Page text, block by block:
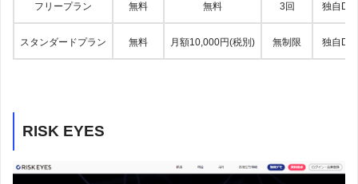
フリープラン 無料 無料 3回 独自DB
スタンダードプラン 無料 月額10,000円(税別) 無制限 独自DB
RISK EYES